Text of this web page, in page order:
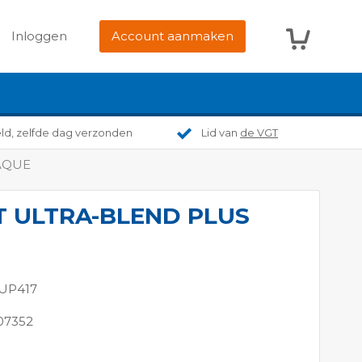
Inloggen Account aanmaken
zelfde dag verzonden Lid van de VGT
ULTRA-BLEND PLUS